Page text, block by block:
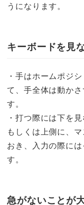
うになります。
キーボードを見
・手はホームポジ
て、手全体は動か
す。
・打つ際には下を
もしくは上側に、
おき、入力の際に
す。
急がないことが